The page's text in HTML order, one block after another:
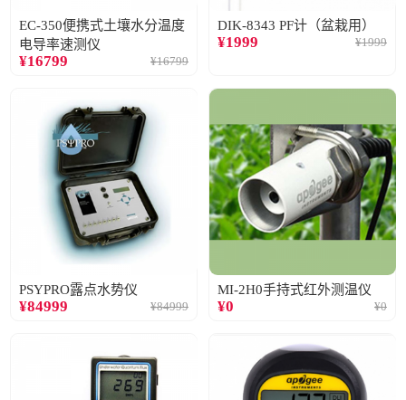
EC-350便携式土壤水分温度
电导率速测仪
¥16799 ¥16799
DIK-8343 PF计（盆栽用）
¥1999 ¥1999
PSYPRO露点水势仪
¥84999 ¥84999
MI-2H0手持式红外测温仪
¥0 ¥0